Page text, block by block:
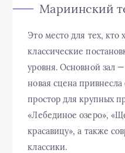
Мариинский
Это место для тех, кто
классические
уровня. Основной зал
новая сцена
простор для крупных
«Лебединое озеро»,
красавицу», а также
классики.